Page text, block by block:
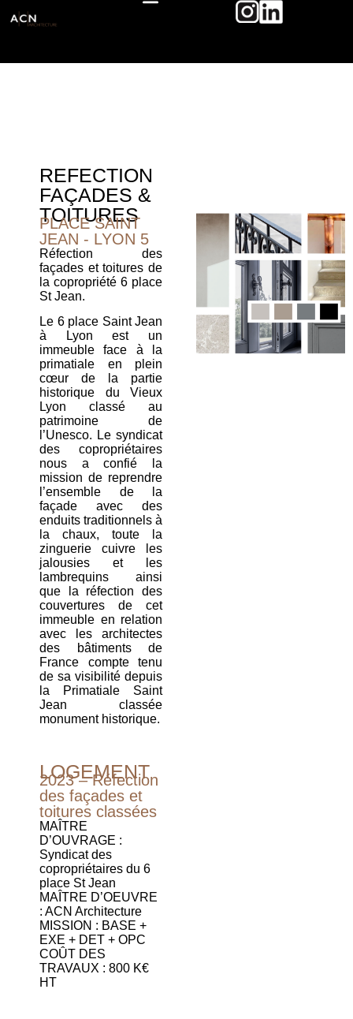
REFECTION
FAÇADES &
TOITURES
PLACE SAINT
JEAN - LYON 5
Réfection des
façades et toitures de
la copropriété 6 place
St Jean.
Le 6 place Saint Jean
à Lyon est un
immeuble face à la
primatiale en plein
cœur de la partie
historique du Vieux
Lyon classé au
patrimoine de
l’Unesco. Le syndicat
des copropriétaires
nous a confié la
mission de reprendre
l’ensemble de la
façade avec des
enduits traditionnels à
la chaux, toute la
zinguerie cuivre les
jalousies et les
lambrequins ainsi
que la réfection des
couvertures de cet
immeuble en relation
avec les architectes
des bâtiments de
France compte tenu
de sa visibilité depuis
la Primatiale Saint
Jean classée
monument historique.
LOGEMENT
2023 – Réfection
des façades et
toitures classées
MAÎTRE
D’OUVRAGE :
Syndicat des
copropriétaires du 6
place St Jean
MAÎTRE D’OEUVRE
: ACN Architecture
MISSION : BASE +
EXE + DET + OPC
COÛT DES
TRAVAUX : 800 K€
HT